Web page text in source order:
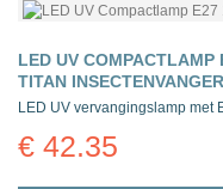
LED UV COMPACTLAMP
TITAN
LED UV vervangingslamp met
€ 42.35